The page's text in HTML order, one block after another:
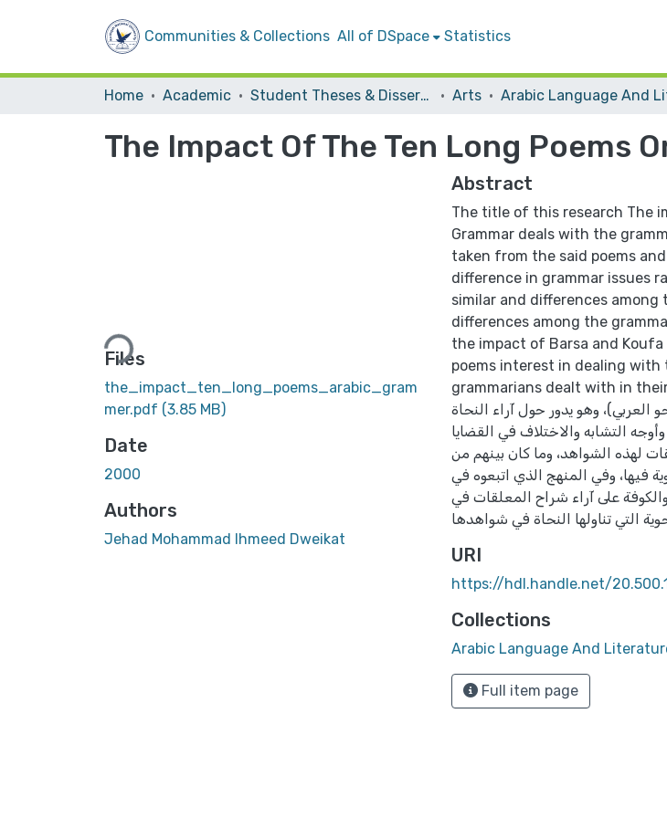
Communities & Collections All of DSpace Statistics
Home Academic Student Theses & Dissertations Arts
The Impact Of The Ten Long Poems
Loading...
Files
the_impact_ten_long_poems_arabic_gram
mer.pdf (3.85 MB)
Date
2000
Authors
Jehad Mohammad Ihmeed Dweikat
Abstract
The title of this research The
Grammar deals with the
taken from the said poems
difference in grammar issues
similar and differences
differences among the
the impact of Barsa and
poems interest in dealing
grammarians dealt with in
وهو يدور حول آراء النحاة
التشابه والاختلاف في القضايا
لهذه الشواهد، وما كان بينهم من
فيها، وفي المنهج الذي اتبعوه في
على آراء شراح المعلقات في
URI
https://hdl.handle.net/
Collections
Arabic Language And
Full item page